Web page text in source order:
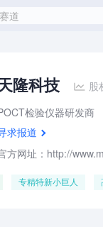
道
隆科技 股
检验仪器研发商
求报道
方网址：http://
专精特新小巨人